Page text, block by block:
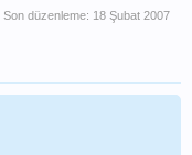
Son düzenleme: 18 Şubat 2007